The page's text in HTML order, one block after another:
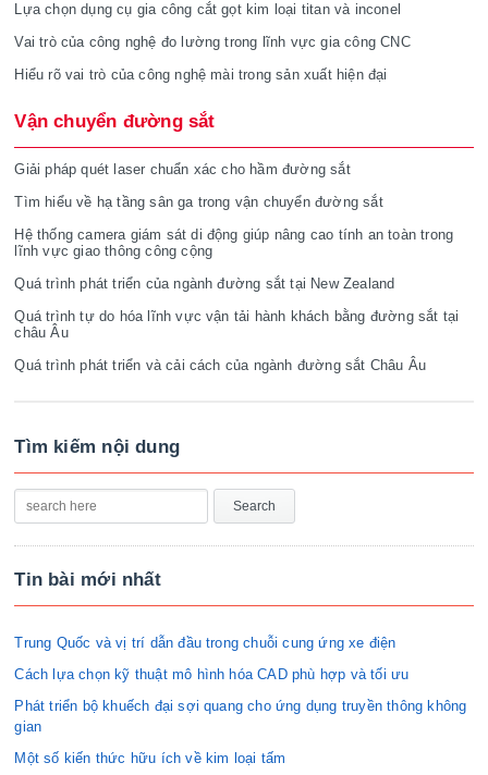
Lựa chọn dụng cụ gia công cắt gọt kim loại titan và inconel
Vai trò của công nghệ đo lường trong lĩnh vực gia công CNC
Hiểu rõ vai trò của công nghệ mài trong sản xuất hiện đại
Vận chuyển đường sắt
Giải pháp quét laser chuẩn xác cho hầm đường sắt
Tìm hiểu về hạ tầng sân ga trong vận chuyển đường sắt
Hệ thống camera giám sát di động giúp nâng cao tính an toàn trong
lĩnh vực giao thông công cộng
Quá trình phát triển của ngành đường sắt tại New Zealand
Quá trình tự do hóa lĩnh vực vận tải hành khách bằng đường sắt tại
châu Âu
Quá trình phát triển và cải cách của ngành đường sắt Châu Âu
Tìm kiếm nội dung
Tin bài mới nhất
Trung Quốc và vị trí dẫn đầu trong chuỗi cung ứng xe điện
Cách lựa chọn kỹ thuật mô hình hóa CAD phù hợp và tối ưu
Phát triển bộ khuếch đại sợi quang cho ứng dụng truyền thông không
gian
Một số kiến thức hữu ích về kim loại tấm